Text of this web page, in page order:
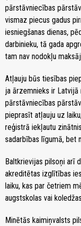
pārstāvniecības
vismaz piecus gadus
iesniegšanas dienas,
darbinieku, tā gada
tam nav nodokļu
Atļauju būs tiesības
ja ārzemnieks ir
pārstāvniecības
pieprasīt atļauju uz
reģistrā iekļautu
sadarbības līgumā, bet
Baltkrievijas pilsoņi arī
akreditētas izglītības
laiku, kas par četriem
augstskolas vai
Minētās kaimiņvalsts